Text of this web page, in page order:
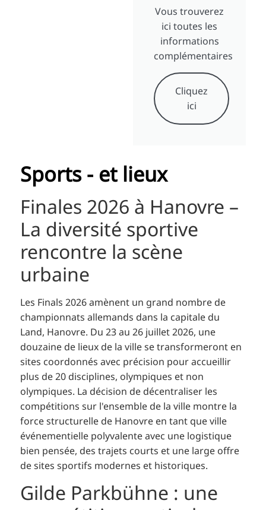
Vous trouverez
ici toutes les
informations
complémentaires
Cliquez
ici
Sports - et lieux
Finales 2026 à Hanovre –
La diversité sportive
rencontre la scène
urbaine
Les Finals 2026 amènent un grand nombre de
championnats allemands dans la capitale du
Land, Hanovre. Du 23 au 26 juillet 2026, une
douzaine de lieux de la ville se transformeront en
sites coordonnés avec précision pour accueillir
plus de 20 disciplines, olympiques et non
olympiques. La décision de décentraliser les
compétitions sur l'ensemble de la ville montre la
force structurelle de Hanovre en tant que ville
événementielle polyvalente avec une logistique
bien pensée, des trajets courts et une large offre
de sites sportifs modernes et historiques.
Gilde Parkbühne : une